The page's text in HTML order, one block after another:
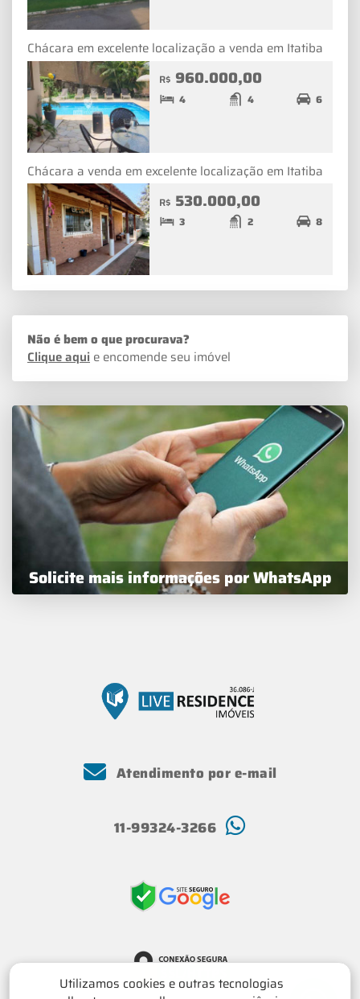
Utilizamos cookies e outras tecnologias
Chácara em excelente localização a venda em Itatiba
R$ 960.000,00
4 4 6
Chácara a venda em excelente localização em Itatiba
R$ 530.000,00
3 2 8
Não é bem o que procurava?
Clique aqui e encomende seu imóvel
Solicite mais informações por WhatsApp
Atendimento por e-mail
11-99324-3266